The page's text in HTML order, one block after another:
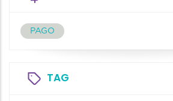
PAGO
TAG